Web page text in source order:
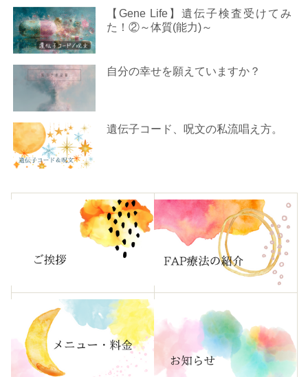
【Gene Life】遺伝子検査受けてみ
た！②～体質(能力)～
自分の幸せを願えていますか？
遺伝子コード、呪文の私流唱え方。